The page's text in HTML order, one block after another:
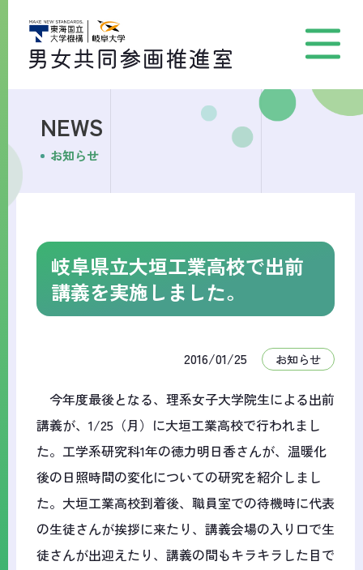
NEWS
お知らせ
岐阜県立大垣工業高校で出前
講義を実施しました。
2016/01/25 お知らせ
今年度最後となる、理系女子大学院生による出前
講義が、1/25（月）に大垣工業高校で行われまし
た。工学系研究科1年の徳力明日香さんが、温暖化
後の日照時間の変化についての研究を紹介しまし
た。大垣工業高校到着後、職員室での待機時に代表
の生徒さんが挨拶に来たり、講義会場の入り口で生
徒さんが出迎えたり、講義の間もキラキラした目で